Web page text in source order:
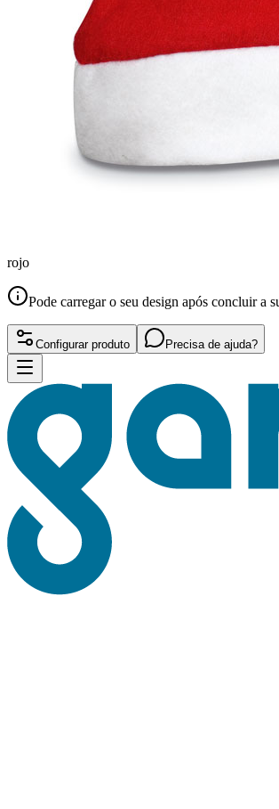
rojo
Pode carregar o seu design após concluir a
Configurar produto Precisa de ajuda?